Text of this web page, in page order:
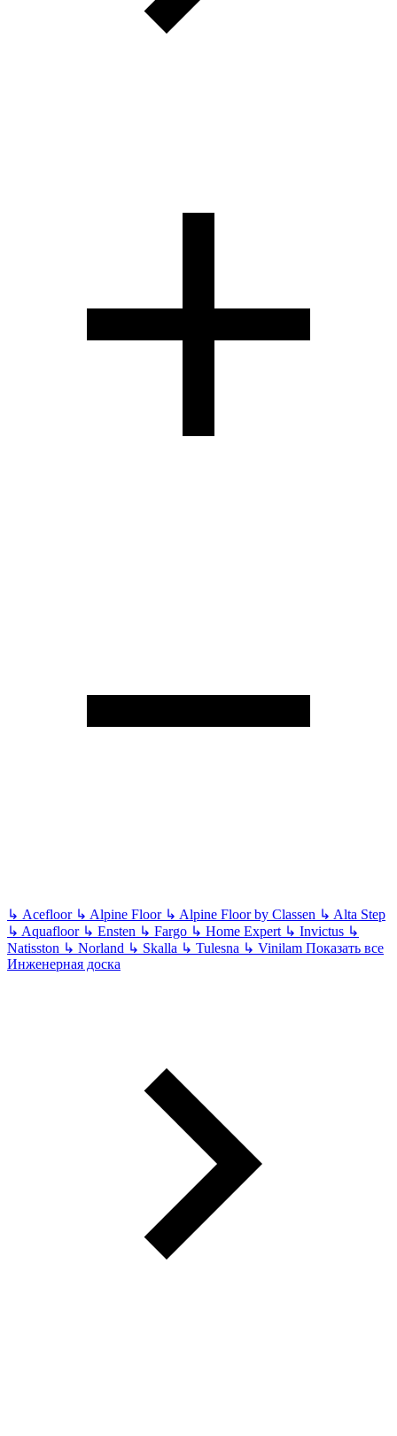
↳ Acefloor ↳ Alpine Floor ↳ Alpine Floor by Classen ↳ Alta Step
↳ Aquafloor ↳ Ensten ↳ Fargo ↳ Home Expert ↳ Invictus ↳
Natisston ↳ Norland ↳ Skalla ↳ Tulesna ↳ Vinilam Показать все
Инженерная доска